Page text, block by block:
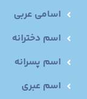
اسامی عربی
اسم دخترانه
اسم پسرانه
اسم عبری